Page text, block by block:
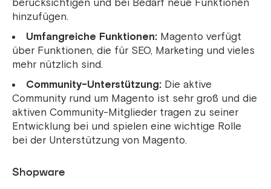
berücksichtigen und bei Bedarf neue Funktionen
hinzufügen.
Umfangreiche Funktionen: Magento verfügt
über Funktionen, die für SEO, Marketing und vieles
mehr nützlich sind.
Community-Unterstützung: Die aktive
Community rund um Magento ist sehr groß und die
aktiven Community-Mitglieder tragen zu seiner
Entwicklung bei und spielen eine wichtige Rolle
bei der Unterstützung von Magento.
Shopware